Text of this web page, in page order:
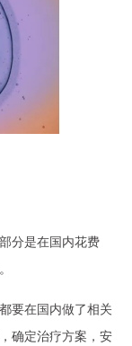
分是在国内花费
要在国内做了相关
确定治疗方案，安